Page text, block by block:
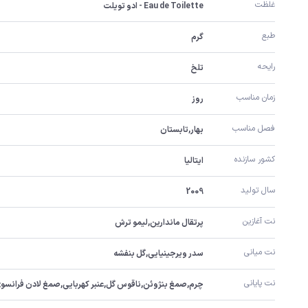
غلظت Eau de Toilette - ادو تویلت
طبع گرم
رایحه تلخ
زمان مناسب روز
فصل مناسب بهار,تابستان
کشور سازنده ایتالیا
سال تولید 2009
نت آغازین پرتقال ماندارین,لیمو ترش
نت میانی سدر ویرجینیایی,گل بنفشه
نت پایانی چرم,صمغ بنژوئن,ناقوس گل,عنبر کهربایی,صمغ لادن